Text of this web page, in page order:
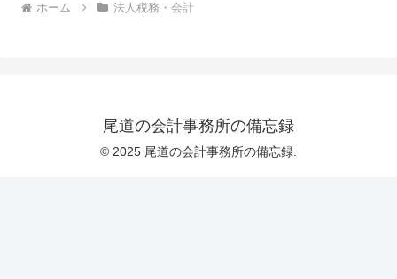
ホーム 法人税務・会計
尾道の会計事務所の備忘録
© 2025 尾道の会計事務所の備忘録.